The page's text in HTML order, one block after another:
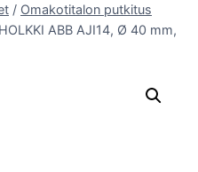
/ Omakotitalon putkitus
ABB AJI14, Ø 40 mm,